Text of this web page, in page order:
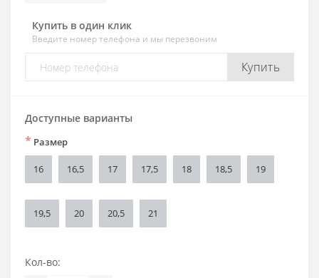
Купить в один клик
Введите номер телефона и мы перезвоним
Купить
Доступные варианты
* Размер
16 16,5 17 17,5 18 18,5 19
19,5 20 20,5 21
Кол-во: